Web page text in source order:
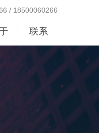
/ 18500060266
联系